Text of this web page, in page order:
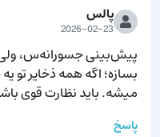
پالس
2026-02-23
میشه. باید نظارت قوی
پاسخ